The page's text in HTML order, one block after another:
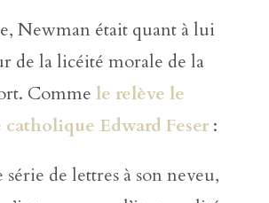
Newman était quant à lui
de la licéité morale de la
Comme le relève le
Edward Feser:
série de lettres à son neveu,